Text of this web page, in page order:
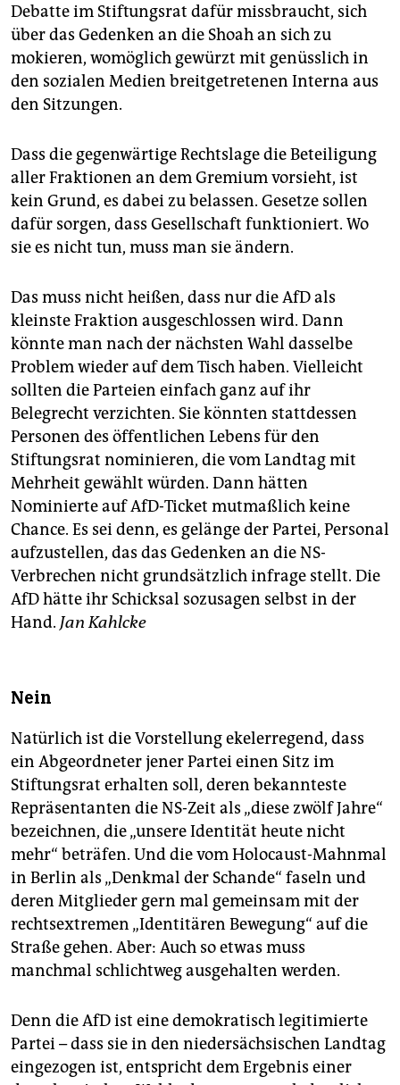
Debatte im Stiftungsrat dafür missbraucht, sich
über das Gedenken an die Shoah an sich zu
mokieren, womöglich gewürzt mit genüsslich in
den sozialen Medien breitgetretenen Interna aus
den Sitzungen.
Dass die gegenwärtige Rechtslage die Beteiligung
aller Fraktionen an dem Gremium vorsieht, ist
kein Grund, es dabei zu belassen. Gesetze sollen
dafür sorgen, dass Gesellschaft funktioniert. Wo
sie es nicht tun, muss man sie ändern.
Das muss nicht heißen, dass nur die AfD als
kleinste Fraktion ausgeschlossen wird. Dann
könnte man nach der nächsten Wahl dasselbe
Problem wieder auf dem Tisch haben. Vielleicht
sollten die Parteien einfach ganz auf ihr
Belegrecht verzichten. Sie könnten stattdessen
Personen des öffentlichen Lebens für den
Stiftungsrat nominieren, die vom Landtag mit
Mehrheit gewählt würden. Dann hätten
Nominierte auf AfD-Ticket mutmaßlich keine
Chance. Es sei denn, es gelänge der Partei, Personal
aufzustellen, das das Gedenken an die NS-
Verbrechen nicht grundsätzlich infrage stellt. Die
AfD hätte ihr Schicksal sozusagen selbst in der
Hand. Jan Kahlcke
Nein
Natürlich ist die Vorstellung ekelerregend, dass
ein Abgeordneter jener Partei einen Sitz im
Stiftungsrat erhalten soll, deren bekannteste
Repräsentanten die NS-Zeit als „diese zwölf Jahre“
bezeichnen, die „unsere Identität heute nicht
mehr“ beträfen. Und die vom Holocaust-Mahnmal
in Berlin als „Denkmal der Schande“ faseln und
deren Mitglieder gern mal gemeinsam mit der
rechtsextremen „Identitären Bewegung“ auf die
Straße gehen. Aber: Auch so etwas muss
manchmal schlichtweg ausgehalten werden.
Denn die AfD ist eine demokratisch legitimierte
Partei – dass sie in den niedersächsischen Landtag
eingezogen ist, entspricht dem Ergebnis einer